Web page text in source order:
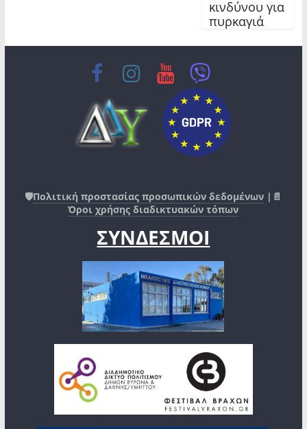
κινδύνου για
πυρκαγιά
🛡️Πολιτική προστασίας προσωπικών δεδομένων |📄
Όροι χρήσης διαδικτυακών τόπων
ΣΥΝΔΕΣΜΟΙ